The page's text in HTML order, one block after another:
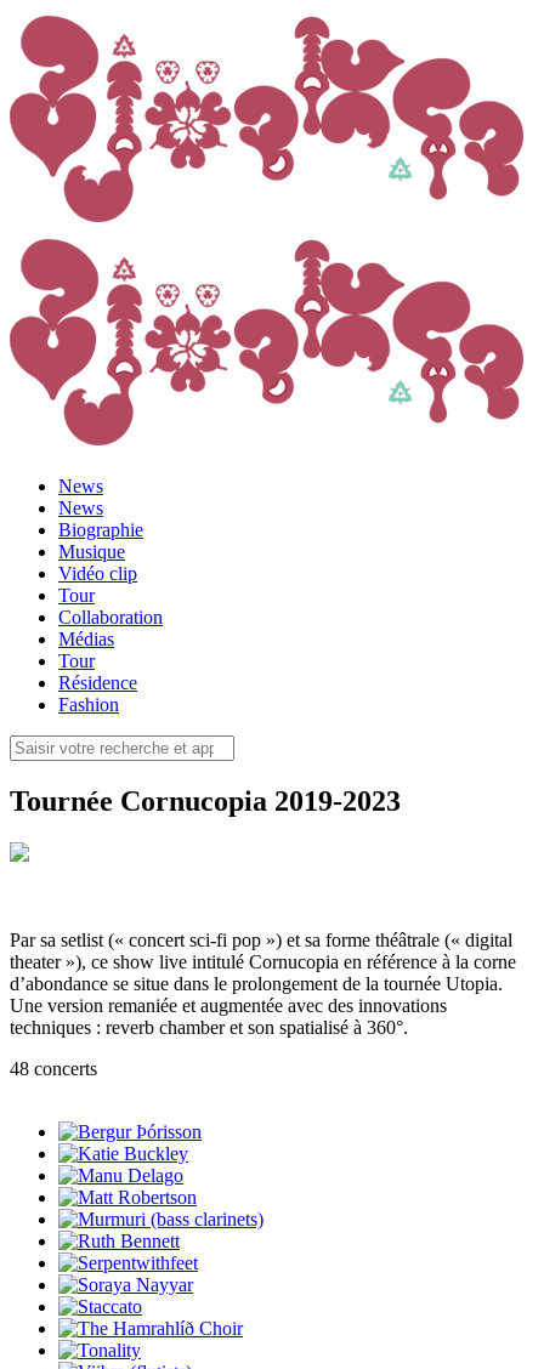
News
News
Biographie
Musique
Vidéo clip
Tour
Collaboration
Médias
Tour
Résidence
Fashion
Tournée Cornucopia 2019-2023
Par sa setlist (« concert sci-fi pop ») et sa forme théâtrale (« digital
theater »), ce show live intitulé Cornucopia en référence à la corne
d’abondance se situe dans le prolongement de la tournée Utopia.
Une version remaniée et augmentée avec des innovations
techniques : reverb chamber et son spatialisé à 360°.
48 concerts